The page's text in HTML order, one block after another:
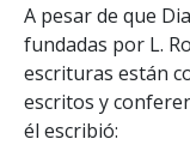
A pesar de que
fundadas por L.
escrituras están
escritos y
él escribió: